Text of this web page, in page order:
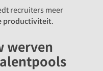
recruiters meer
productiviteit.
werven